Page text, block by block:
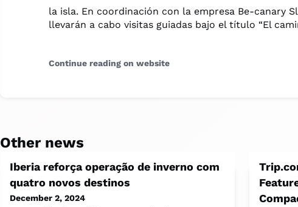
la isla. En coordinación con la empresa Be-canary
llevarán a cabo visitas guiadas bajo el título “El
Continue reading on website
Other news
Iberia reforça operação de inverno com
quatro novos destinos
December 2, 2024